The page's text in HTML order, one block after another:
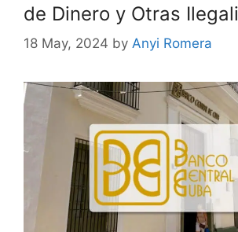
de Dinero y Otras
18 May, 2024 by Anyi Romera